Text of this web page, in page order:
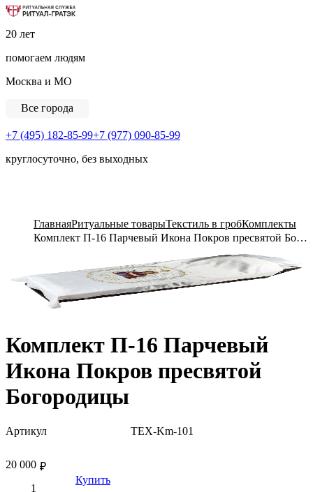
Ритуальная Служба «Ритуал-ГРАТЭК»
20 лет
помогаем людям
Москва и МО
Все города
+7 (495) 182-85-99+7 (977) 090-85-99
круглосуточно, без выходных
ГлавнаяРитуальные товарыТекстиль в гробКомплекты
Комплект П-16 Парчевый Икона Покров пресвятой Богородицы
Комплект П-16 Парчевый
Икона Покров пресвятой
Богородицы
Артикул TEX-Km-101
₽
20 000
Купить